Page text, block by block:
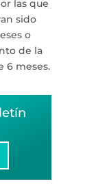
las que
sido
o
de la
6 meses.